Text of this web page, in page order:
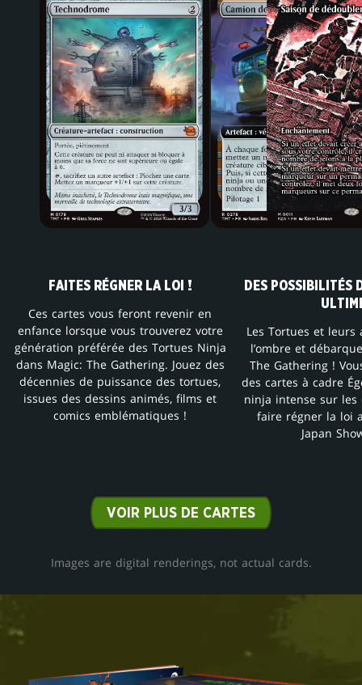
FAITES RÉGNER LA LOI !
Ces cartes vous feront revenir en
enfance lorsque vous trouverez votre
génération préférée des Tortues Ninja
dans Magic: The Gathering. Jouez des
décennies de puissance des tortues,
issues des dessins animés, films et
comics emblématiques !
DES POSSIBILITÉS
Les Tortues et leurs
l’ombre et
The Gathering !
des cartes à cadre
ninja intense sur les
faire régner la loi
Japan
VOIR PLUS DE CARTES
Images are digital renderings, not actual cards.